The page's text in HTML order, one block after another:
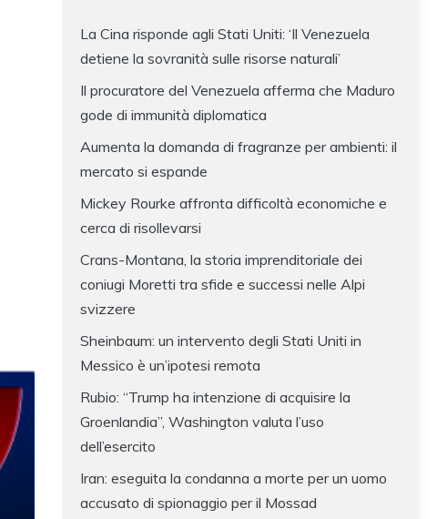
La Cina risponde agli Stati Uniti: ‘Il Venezuela
detiene la sovranità sulle risorse naturali’
Il procuratore del Venezuela afferma che Maduro
gode di immunità diplomatica
Aumenta la domanda di fragranze per ambienti: il
mercato si espande
Mickey Rourke affronta difficoltà economiche e
cerca di risollevarsi
Crans-Montana, la storia imprenditoriale dei
coniugi Moretti tra sfide e successi nelle Alpi
svizzere
Sheinbaum: un intervento degli Stati Uniti in
Messico è un’ipotesi remota
Rubio: “Trump ha intenzione di acquisire la
Groenlandia”, Washington valuta l’uso
dell’esercito
Iran: eseguita la condanna a morte per un uomo
accusato di spionaggio per il Mossad